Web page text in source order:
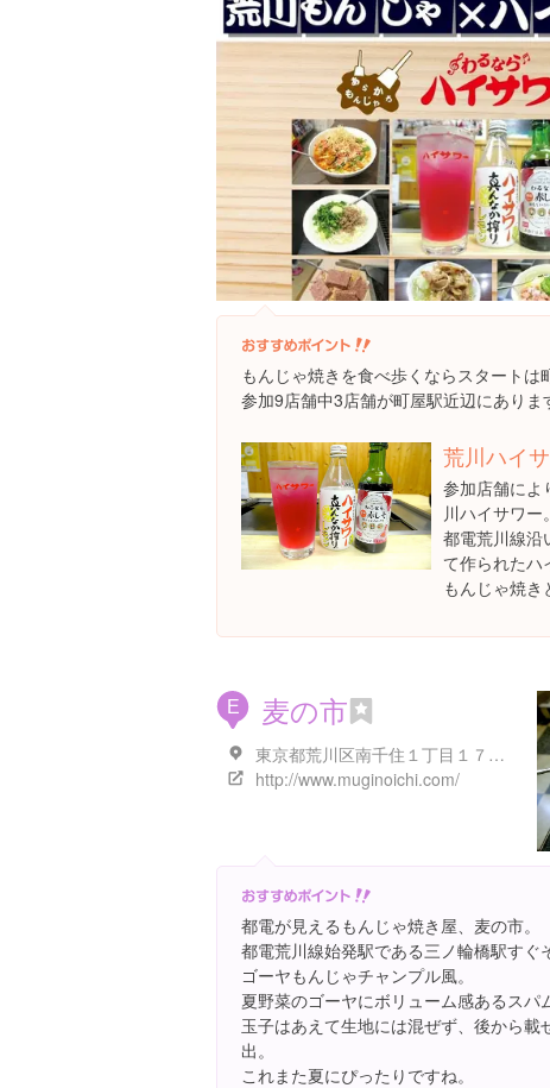
もんじゃ焼きを食べ歩くならスタートは
参加9店舗中3店舗が町屋駅近辺にありま
荒川ハイ
参加店舗によ
川ハイサワー。
都電荒川線沿
て作られたハ
もんじゃ焼き
E 麦の市
東京都荒川区南千住１丁目１７-８
http://www.muginoichi.com/
都電が見えるもんじゃ焼き屋、麦の市。
都電荒川線始発駅である三ノ輪橋駅すぐ
ゴーヤもんじゃチャンプル風。
夏野菜のゴーヤにボリューム感あるスパ
玉子はあえて生地には混ぜず、後から載
出。
これまた夏にぴったりですね。